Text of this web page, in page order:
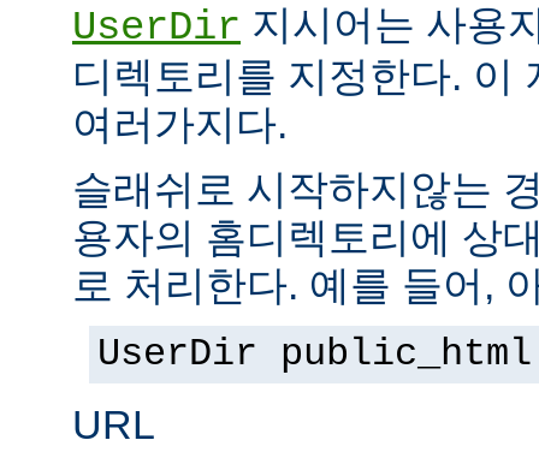
UserDir 지시어는 사용
디렉토리를 지정한다. 이
여러가지다.
슬래쉬로 시작하지않는
용자의 홈디렉토리에 상
로 처리한다. 예를 들어,
UserDir public_html
URL